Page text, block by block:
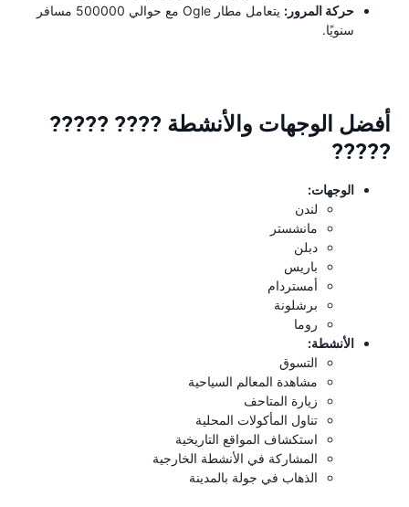
حركة المرور:
يتعامل مطار Ogle مع حوالي 500000 مسافر
سنويًا.
أفضل الوجهات والأنشطة ???? ?????
?????
الوجهات:
لندن
مانشستر
دبلن
باريس
أمستردام
برشلونة
روما
الأنشطة:
التسوق
مشاهدة المعالم السياحية
زيارة المتاحف
تناول المأكولات المحلية
استكشاف المواقع التاريخية
المشاركة في الأنشطة الخارجية
الذهاب في جولة بالمدينة